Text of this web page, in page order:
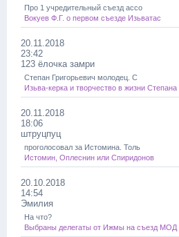
Про 1 учредительный съезд ассо
Вокуев Ф.Г. о первом съезде Изьватас
20.11.2018
23:42
123 ёлочка замри
Степан Григорьевич молодец. С
Изьва-керка и творчество в жизни
20.11.2018
18:06
штруцпуц
проголосовал за Истомина. Толь
Истомин, Оплеснин или Спиридонов
20.10.2018
14:54
Эмилия
На что?
Выбраны делегаты от Ижмы на съезд МОД